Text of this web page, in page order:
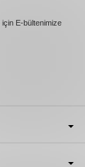
E-bültenimize